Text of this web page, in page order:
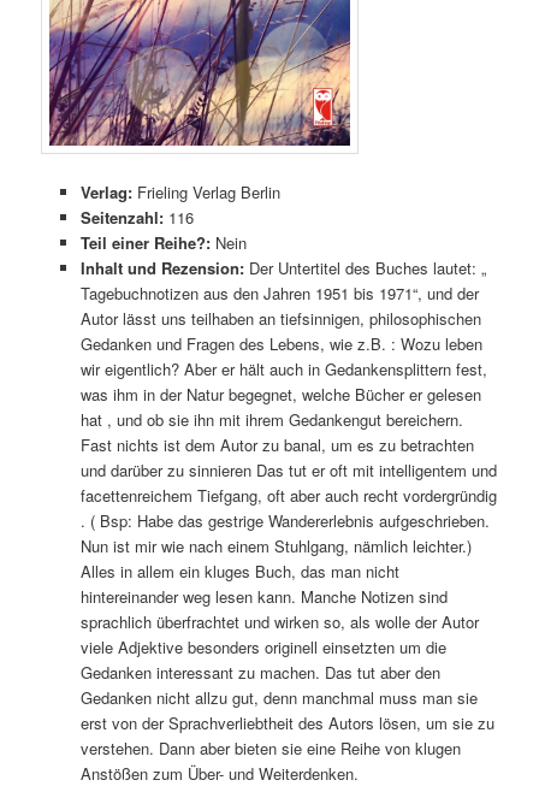
Verlag: Frieling Verlag Berlin
Seitenzahl:116
Teil einer Reihe?: Nein
Inhalt und Rezension: Der Untertitel des Buches lautet: „
Tagebuchnotizen aus den Jahren 1951 bis 1971“, und der
Autor lässt uns teilhaben an tiefsinnigen, philosophischen
Gedanken und Fragen des Lebens, wie z.B. : Wozu leben
wir eigentlich? Aber er hält auch in Gedankensplittern fest,
was ihm in der Natur begegnet, welche Bücher er gelesen
hat , und ob sie ihn mit ihrem Gedankengut bereichern.
Fast nichts ist dem Autor zu banal, um es zu betrachten
und darüber zu sinnieren Das tut er oft mit intelligentem und
facettenreichem Tiefgang, oft aber auch recht vordergründig
. ( Bsp: Habe das gestrige Wandererlebnis aufgeschrieben.
Nun ist mir wie nach einem Stuhlgang, nämlich leichter.)
Alles in allem ein kluges Buch, das man nicht
hintereinander weg lesen kann. Manche Notizen sind
sprachlich überfrachtet und wirken so, als wolle der Autor
viele Adjektive besonders originell einsetzten um die
Gedanken interessant zu machen. Das tut aber den
Gedanken nicht allzu gut, denn manchmal muss man sie
erst von der Sprachverliebtheit des Autors lösen, um sie zu
verstehen. Dann aber bieten sie eine Reihe von klugen
Anstößen zum Über- und Weiterdenken.